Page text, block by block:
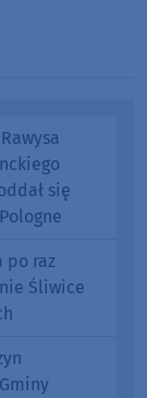
się
po raz
Śliwice